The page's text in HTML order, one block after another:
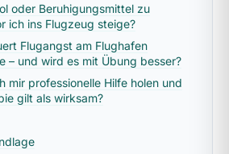
oder Beruhigungsmittel zu
ich ins Flugzeug steige?
Flugangst am Flughafen
– und wird es mit Übung besser?
mir professionelle Hilfe holen und
gilt als wirksam?